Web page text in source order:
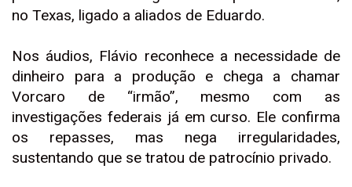
no Texas, ligado a aliados de Eduardo.
Nos áudios, Flávio reconhece a necessidade de
dinheiro para a produção e chega a chamar
Vorcaro de “irmão”, mesmo com as
investigações federais já em curso. Ele confirma
os repasses, mas nega irregularidades,
sustentando que se tratou de patrocínio privado.